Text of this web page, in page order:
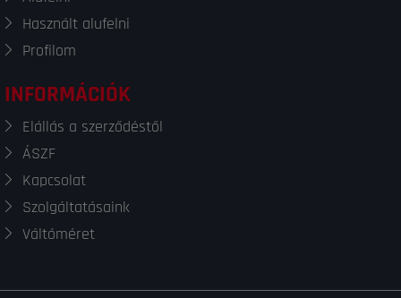
Használt alufelni
Profilom
INFORMÁCIÓK
Elállás a szerződéstől
ÁSZF
Kapcsolat
Szolgáltatásaink
Váltóméret